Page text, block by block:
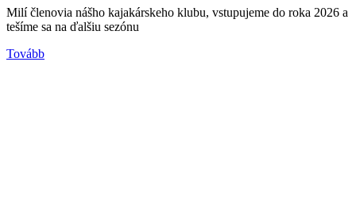
Milí členovia nášho kajakárskeho klubu, vstupujeme do roka 2026 a
tešíme sa na ďalšiu sezónu
Tovább